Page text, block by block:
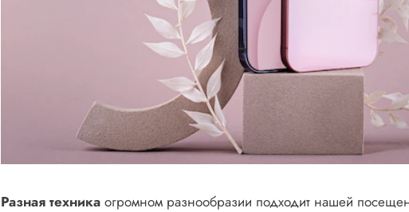
Разная техникаогромном разнообразии подходит нашей